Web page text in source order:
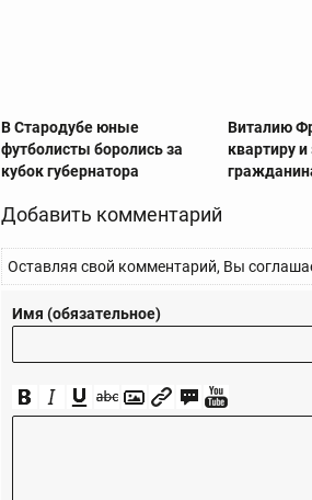
В Стародубе юные
футболисты боролись за
кубок губернатора
Виталию
квартиру и
Добавить комментарий
Оставляя свой комментарий, Вы
Имя (обязательное)